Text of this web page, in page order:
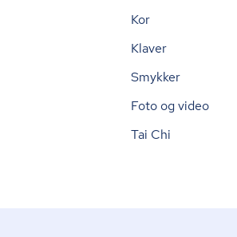
Kor
Klaver
Smykker
Foto og video
Tai Chi